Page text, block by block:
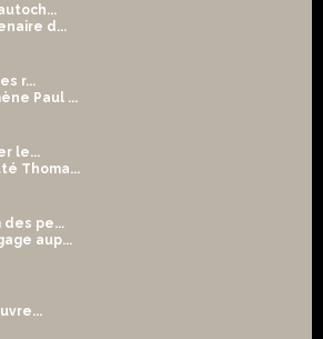
d...
r...
Paul ...
le...
Thoma...
des pe...
aup...